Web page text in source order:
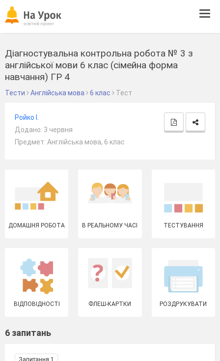
Діагностувальна контрольна робота № 3 з
англійської мови 6 клас (сімейна форма
навчання) ГР 4
Тести Англійська мова 6 клас Тест
Ройко І.
Додано: 3 червня
Предмет: Англійська мова, 6 клас
ДОМАШНЯ РОБОТА В РЕАЛЬНОМУ ЧАСІ ТЕСТУВАННЯ
ВІДПОВІДНОСТІ ФЛЕШ-КАРТКИ РОЗДРУКУВАТИ
6 запитань
Запитання 1